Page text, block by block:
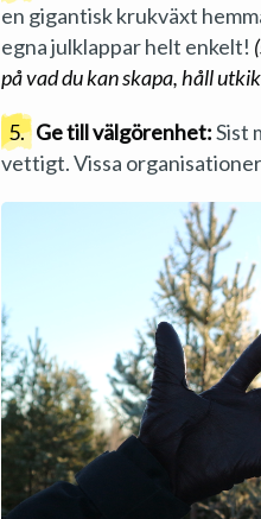
en gigantisk krukväxt
egna julklappar helt enkelt!
på vad du kan skapa, håll
5. Ge till välgörenhet:Sist
vettigt. Vissa